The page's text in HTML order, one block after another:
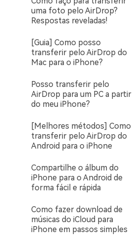
uma foto pelo AirDrop?
Respostas reveladas!
[Guia] Como posso
transferir pelo AirDrop do
Mac para o iPhone?
Posso transferir pelo
AirDrop para um PC a partir
do meu iPhone?
[Melhores métodos] Como
transferir pelo AirDrop do
Android para o iPhone
Compartilhe o álbum do
iPhone para o Android de
forma fácil e rápida
Como fazer download de
músicas do iCloud para
iPhone em passos simples